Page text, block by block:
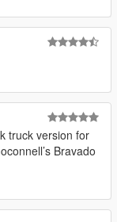
truck version for
Bravado